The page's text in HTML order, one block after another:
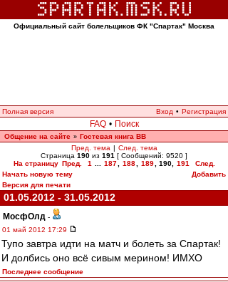
Официальный сайт болельщиков ФК "Спартак" Москва
Полная версия Вход • Регистрация
FAQ • Поиск
Общение на сайте » Гостевая книга ВВ
Пред. тема | След. тема
Страница 190 из 191 [ Сообщений: 9520 ]
На страницу Пред. 1 187 188 189 190, 191
След.
Начать новую тему
Добавить
Версия для печати
01.05.2012 - 31.05.2012
МосфОлд -
01 май 2012 17:29
Тупо завтра идти на матч и болеть за Спартак!
И долбись оно всё сивым мерином! ИМХО
Последнее сообщение